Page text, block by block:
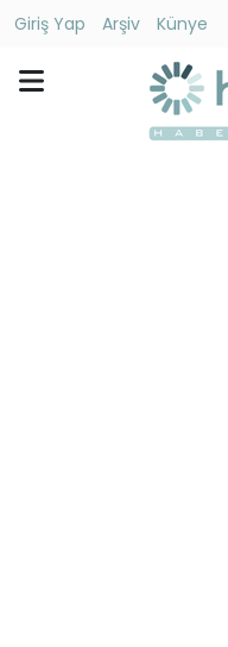
Giriş Yap Arşiv
Künye